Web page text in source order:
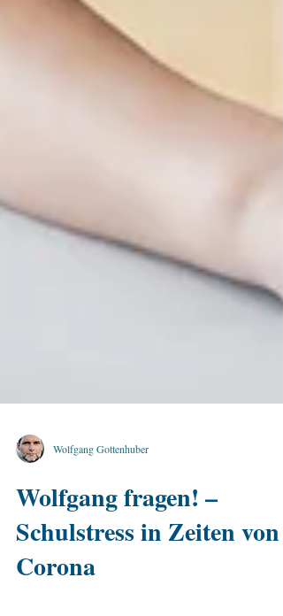
Wolfgang Gottenhuber
Wolfgang fragen! –
Schulstress in Zeiten von